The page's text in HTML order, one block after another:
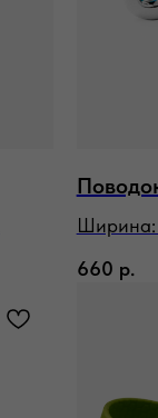
Ширина:
660 р.